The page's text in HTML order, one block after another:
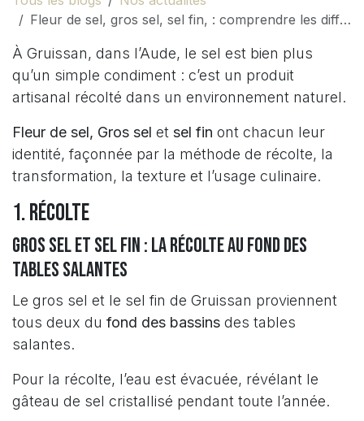
Fleur de sel, gros sel, sel fin, : comprendre les différences avec le sel de Gruissan
À Gruissan, dans l’Aude, le sel est bien plus
qu’un simple condiment : c’est un produit
artisanal récolté dans un environnement naturel.
Fleur de sel, Gros sel et sel fin ont chacun leur
identité, façonnée par la méthode de récolte, la
transformation, la texture et l’usage culinaire.
1. Récolte
Gros sel et sel fin : la récolte au fond des
tables salantes
Le gros sel et le sel fin de Gruissan proviennent
tous deux du fond des bassins des tables
salantes.
Pour la récolte, l’eau est évacuée, révélant le
gâteau de sel cristallisé pendant toute l’année.